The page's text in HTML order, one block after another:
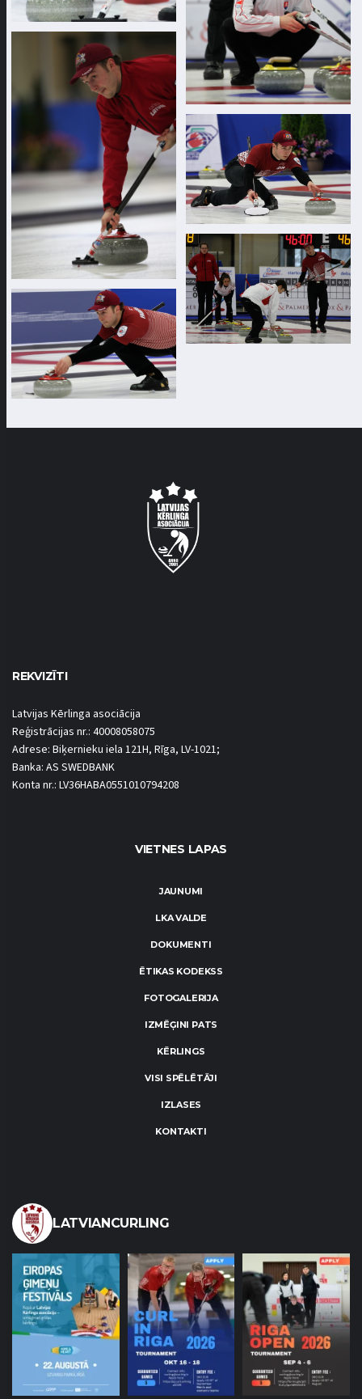
REKVIZĪTI
Latvijas Kērlinga asociācija
Reģistrācijas nr.: 40008058075
Adrese: Biķernieku iela 121H, Rīga, LV-1021;
Banka: AS SWEDBANK
Konta nr.: LV36HABA0551010794208
VIETNES LAPAS
JAUNUMI
LKA VALDE
DOKUMENTI
ĒTIKAS KODEKSS
FOTOGALERIJA
IZMĒĢINI PATS
KĒRLINGS
VISI SPĒLĒTĀJI
IZLASES
KONTAKTI
LATVIANCURLING